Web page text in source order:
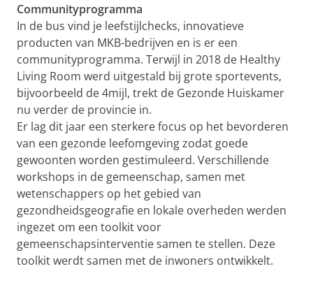
Communityprogramma
In de bus vind je leefstijlchecks, innovatieve
producten van MKB-bedrijven en is er een
communityprogramma. Terwijl in 2018 de Healthy
Living Room werd uitgestald bij grote sportevents,
bijvoorbeeld de 4mijl, trekt de Gezonde Huiskamer
nu verder de provincie in.
Er lag dit jaar een sterkere focus op het bevorderen
van een gezonde leefomgeving zodat goede
gewoonten worden gestimuleerd. Verschillende
workshops in de gemeenschap, samen met
wetenschappers op het gebied van
gezondheidsgeografie en lokale overheden werden
ingezet om een ​​toolkit voor
gemeenschapsinterventie samen te stellen. Deze
toolkit werdt samen met de inwoners ontwikkelt.